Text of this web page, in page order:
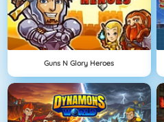
Guns N Glory Heroes